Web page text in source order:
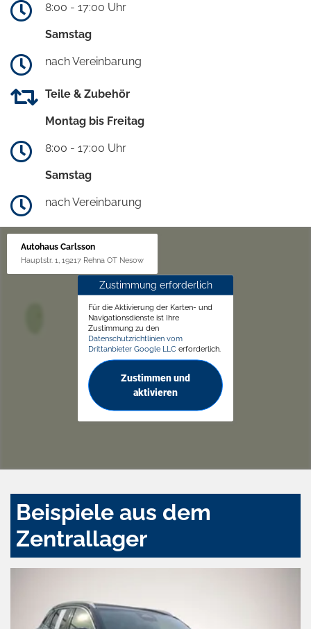
8:00 - 17:00 Uhr
Samstag
nach Vereinbarung
Teile & Zubehör
Montag bis Freitag
8:00 - 17:00 Uhr
Samstag
nach Vereinbarung
Autohaus Carlsson
Hauptstr. 1, 19217 Rehna OT Nesow
Zustimmung erforderlich
Für die Aktivierung der Karten- und
Navigationsdienste ist Ihre
Zustimmung zu den
Datenschutzrichtlinien vom
Drittanbieter Google LLC erforderlich.
Zustimmen und
aktivieren
Beispiele aus dem
Zentrallager